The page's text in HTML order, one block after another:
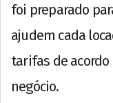
foi preparado
ajudem cada
tarifas de acordo
negócio.